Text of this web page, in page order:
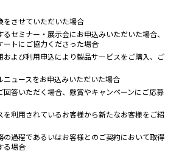
をさせていただいた場合
セミナー・展示会にお申込みいただいた場合、
ートにご協力くださった場合
および利用申込により製品サービスをご購入、ご
ニュースをお申込みいただいた場合
回答いただく場合、懸賞やキャンペーンにご応募
を利用されているお客様から新たなお客様をご紹
の過程であるいはお客様とのご契約において取得
る場合